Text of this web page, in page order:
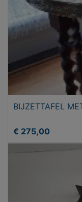
BIJZETTAFEL
€ 275,00